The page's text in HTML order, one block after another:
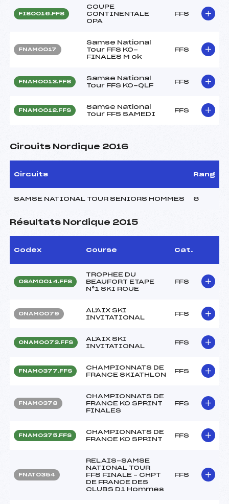
FIS0016.FFS
COUPE
CONTINENTALE
OPA
FFS
FNAM0017
Samse National
Tour FFS KO-
FINALES M ok
FFS
FNAM0013.FFS
Samse National
Tour FFS KO-QLF
FFS
FNAM0012.FFS
Samse National
Tour FFS SAMEDI
FFS
Circuits Nordique 2016
Circuits Rang
SAMSE NATIONAL TOUR SENIORS HOMMES 6
Résultats Nordique 2015
Codex Course Cat.
OSAM0014.FFS
TROPHEE DU
BEAUFORT ETAPE
N°1 SKI ROUE
FFS
ONAM0079
AL'AIX SKI
INVITATIONAL
FFS
ONAM0073.FFS
AL'AIX SKI
INVITATIONAL
FFS
FNAM0377.FFS
CHAMPIONNATS DE
FRANCE SKIATHLON
FFS
FNAM0378
CHAMPIONNATS DE
FRANCE KO SPRINT
FINALES
FFS
FNAM0375.FFS
CHAMPIONNATS DE
FRANCE KO SPRINT
FFS
FNAT0354
RELAIS-SAMSE
NATIONAL TOUR
FFS FINALE – CHPT
DE FRANCE DES
CLUBS D1 Hommes
FFS